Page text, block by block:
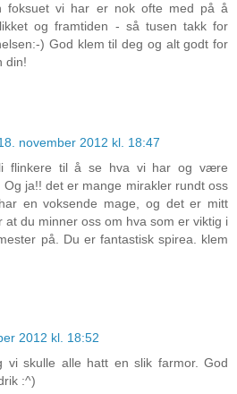
foksuet vi har er nok ofte med på å
og framtiden - så tusen takk for
) God klem til deg og alt godt for
din!
november 2012 kl. 18:47
flinkere til å se hva vi har og være
ja!! det er mange mirakler rundt oss
en voksende mage, og det er mitt
at du minner oss om hva som er viktig i
på. Du er fantastisk spirea. klem
2012 kl. 18:52
vi skulle alle hatt en slik farmor. God
:^)